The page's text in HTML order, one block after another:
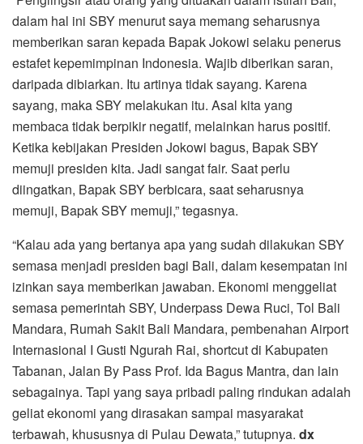
dalam hal ini SBY menurut saya memang seharusnya
memberikan saran kepada Bapak Jokowi selaku penerus
estafet kepemimpinan Indonesia. Wajib diberikan saran,
daripada dibiarkan. Itu artinya tidak sayang. Karena
sayang, maka SBY melakukan itu. Asal kita yang
membaca tidak berpikir negatif, melainkan harus positif.
Ketika kebijakan Presiden Jokowi bagus, Bapak SBY
memuji presiden kita. Jadi sangat fair. Saat perlu
diingatkan, Bapak SBY berbicara, saat seharusnya
memuji, Bapak SBY memuji,” tegasnya.
“Kalau ada yang bertanya apa yang sudah dilakukan SBY
semasa menjadi presiden bagi Bali, dalam kesempatan ini
izinkan saya memberikan jawaban. Ekonomi menggeliat
semasa pemerintah SBY, Underpass Dewa Ruci, Tol Bali
Mandara, Rumah Sakit Bali Mandara, pembenahan Airport
Internasional I Gusti Ngurah Rai, shortcut di Kabupaten
Tabanan, Jalan By Pass Prof. Ida Bagus Mantra, dan lain
sebagainya. Tapi yang saya pribadi paling rindukan adalah
geliat ekonomi yang dirasakan sampai masyarakat
terbawah, khususnya di Pulau Dewata,” tutupnya. dx